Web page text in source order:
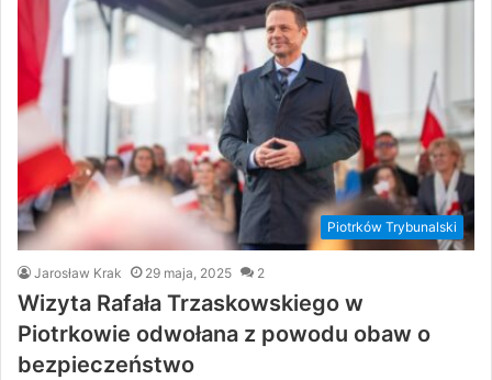
Piotrków Trybunalski
Jarosław Krak 29 maja, 2025 2
Wizyta Rafała Trzaskowskiego w
Piotrkowie odwołana z powodu obaw o
bezpieczeństwo